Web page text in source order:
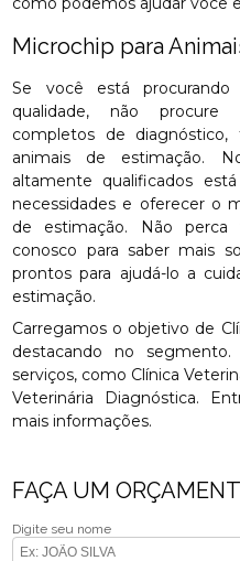
Microchip para
Se você está
qualidade, não procure
completos de
animais de estimação.
altamente qualificados
necessidades e oferecer o
de estimação. Não
conosco para saber mais
prontos para ajudá-lo a
estimação.
Carregamos o objetivo de
destacando no
serviços, como Clínica
Veterinária Diagnóstica.
mais informações.
FAÇA UM
Digite seu nome